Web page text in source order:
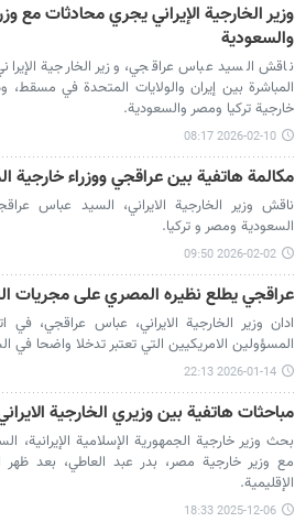
وزير الخارجية الإيراني يجري محادثات مع
والسعودية
ناقش السيد عباس عراقجي، وزير الخارجية
المباشرة بين إيران والولايات المتحدة في
خارجية تركيا ومصر والسعودية.
2026-02-10 08:17
مكالمة هاتفية بين عراقجي ووزراء خارجية
ناقش وزير الخارجية الايراني، السيد عباس
السعودية ومصر و تركيا.
2026-02-02 09:50
عراقجي يطلع نظيره المصري على مجريات
ادان وزير الخارجية الايراني، عباس عراقجي،
المسؤولين الامريكيين التي تعتبر تدخلا واضحا في
2026-01-14 22:13
مباحثات هاتفية بين وزيري الخارجية
بحث وزير خارجية الجمهورية الإسلامية الإيرانية،
مع وزير خارجية مصر، بدر عبد العاطي، بعد ظهر
الإقليمية.
2025-12-06 18:33